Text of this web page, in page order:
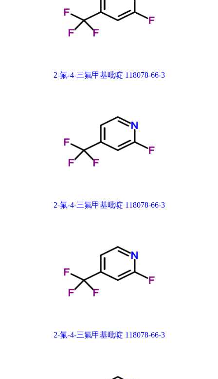
2-氟-4-三氟甲基吡啶 118078-66-3
2-氟-4-三氟甲基吡啶 118078-66-3
2-氟-4-三氟甲基吡啶 118078-66-3